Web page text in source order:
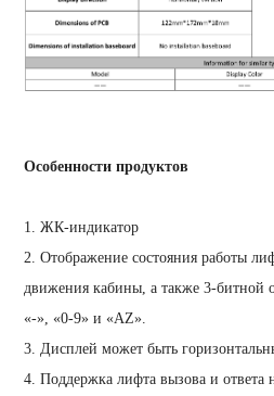
Особенности продуктов
1. ЖК-индикатор
2. Отображение состояния работы
движения кабины, а также 3-битной
«-», «0-9» и «AZ».
3. Дисплей может быть
4. Поддержка лифта вызова и ответа